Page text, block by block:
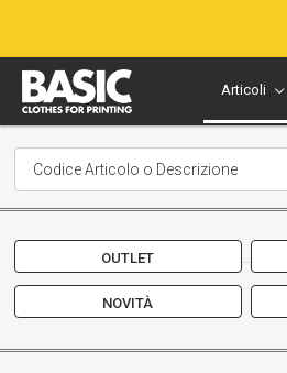
Articoli
OUTLET
NOVITÀ